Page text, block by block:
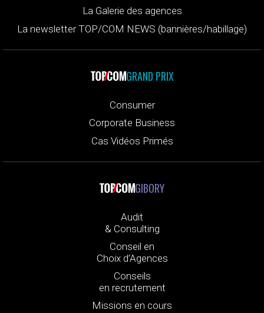
La Galerie des agences
La newsletter TOP/COM NEWS (bannières/habillage)
GRAND PRIX
Consumer
Corporate Business
Cas Vidéos Primés
GIBORY
Audit
& Consulting
Conseil en
Choix d’Agences
Conseils
en recrutement
Missions en cours